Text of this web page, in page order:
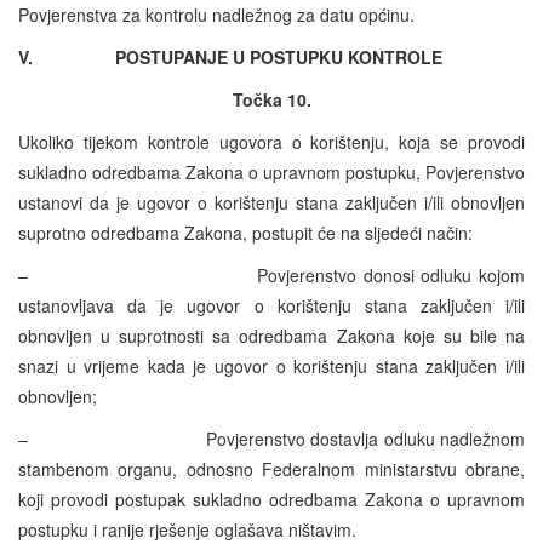
Povjerenstva za kontrolu nadležnog za datu općinu.
V. POSTUPANJE U POSTUPKU KONTROLE
Točka 10.
Ukoliko tijekom kontrole ugovora o korištenju, koja se provodi
sukladno odredbama Zakona o upravnom postupku, Povjerenstvo
ustanovi da je ugovor o korištenju stana zaključen i/ili obnovljen
suprotno odredbama Zakona, postupit će na sljedeći način:
– Povjerenstvo donosi odluku kojom
ustanovljava da je ugovor o korištenju stana zaključen i/ili
obnovljen u suprotnosti sa odredbama Zakona koje su bile na
snazi u vrijeme kada je ugovor o korištenju stana zaključen i/ili
obnovljen;
– Povjerenstvo dostavlja odluku nadležnom
stambenom organu, odnosno Federalnom ministarstvu obrane,
koji provodi postupak sukladno odredbama Zakona o upravnom
postupku i ranije rješenje oglašava ništavim.